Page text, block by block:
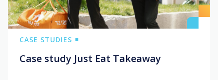
CASE STUDIES
Case study Just Eat Takeaway